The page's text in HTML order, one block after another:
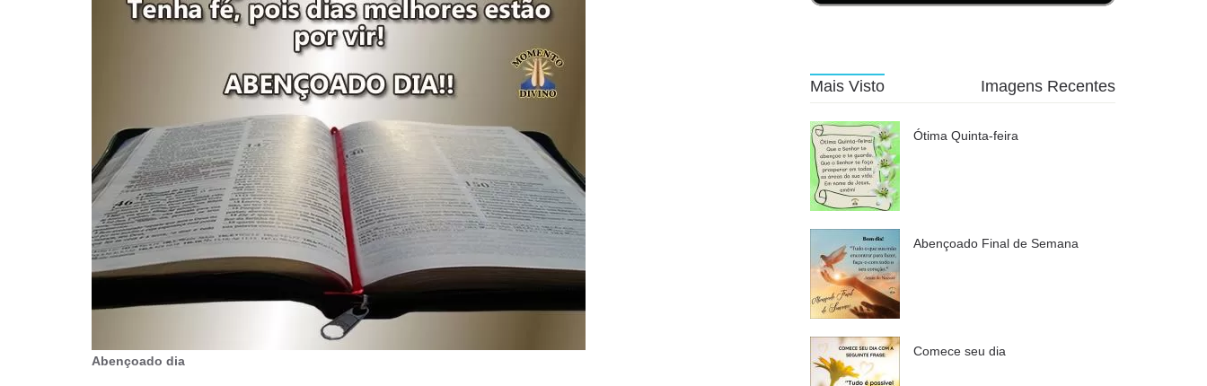
Abençoado dia
Mais Visto Imagens Recentes
Ótima Quinta-feira
Abençoado Final de Semana
Comece seu dia